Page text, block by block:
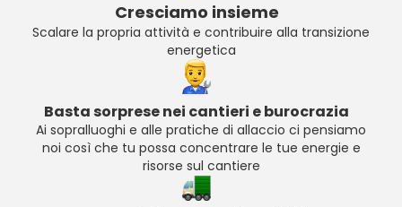
Cresciamo insieme
Scalare la propria attività e contribuire alla transizione
energetica
Basta sorprese nei cantieri e burocrazia
Ai sopralluoghi e alle pratiche di allaccio ci pensiamo
noi così che tu possa concentrare le tue energie e
risorse sul cantiere